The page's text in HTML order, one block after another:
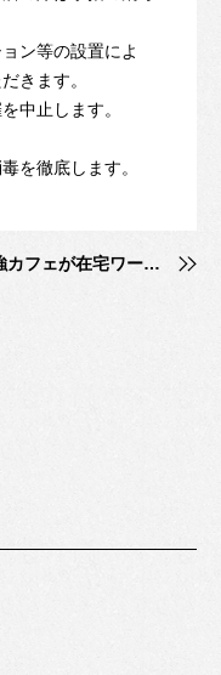
ン等の設置によ
きます。
中止します。
を徹底します。
勉強カフェが在宅ワーク時の困りごとを解決！